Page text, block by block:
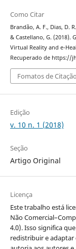
Como Citar
Brandão, A. F., Dias, D.
& Castellano, G.
Virtual Reality and e-
Recuperado de https://
Fomatos de Citação
Edição
v. 10 n. 1 (2018)
Seção
Artigo Original
Licença
Este trabalho está
Não
4.0). Isso significa
redistribuir e adaptar